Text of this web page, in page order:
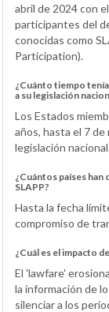
abril de 2024 con
participantes del
conocidas como
Participation).
¿Cuánto tiempo
a su legislación
Los Estados
años, hasta el 7
legislación
¿Cuántos países han
SLAPP?
Hasta la fecha
compromiso de
¿Cuál es el impacto
El 'lawfare'
la información de
silenciar a los